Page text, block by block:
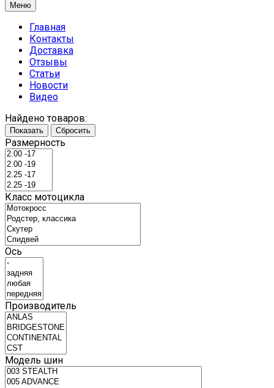
Меню
Главная
Контакты
Доставка
Отзывы
Статьи
Новости
Видео
Найдено товаров:
Показать Сбросить
Размерность
Класс мотоцикла
Ось
Производитель
Модель шин